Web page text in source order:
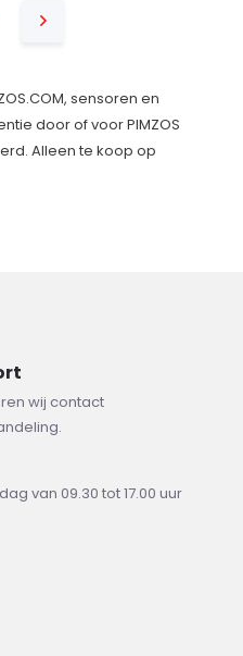
sensoren en
door of voor PIMZOS
Alleen te koop op
wij contact
van 09.30 tot 17.00 uur